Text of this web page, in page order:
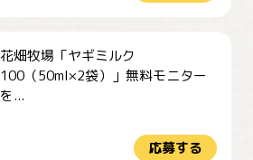
花畑牧場「ヤギミルク
100（50ml×2袋）」無料モニター
を...
応募する